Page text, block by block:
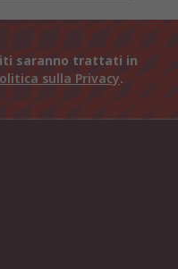
saranno trattati in
sulla Privacy.